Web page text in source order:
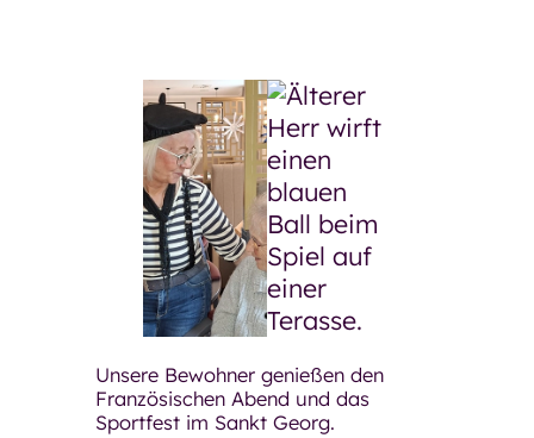
Unsere Bewohner genießen den
Französischen Abend und das
Sportfest im Sankt Georg.